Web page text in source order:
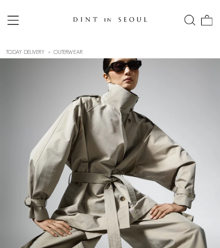
TODAY DELIVERY OUTERWEAR